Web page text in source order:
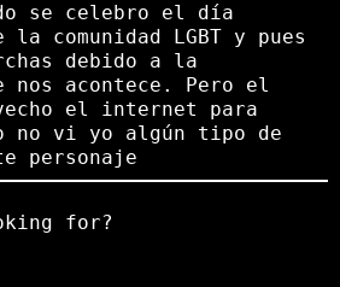
se celebro el día
comunidad LGBT y pues
debido a la
nos acontece. Pero el
el internet para
no vi yo algún tipo de
personaje
for?